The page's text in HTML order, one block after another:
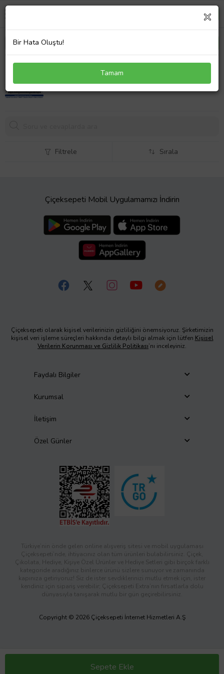
Hp MP-05586TQ-920 NSK-H5A01 Klavye Türkçe
767,09 TL
Sepete Ekle
Filtrele Sırala
Çiçeksepeti Mobil Uygulamamızı İndirin
Çiçeksepeti olarak kişisel verilerinizin gizliliğini önemsiyoruz. Şirketimizin
kişisel veri işleme süreçleri hakkında detaylı bilgi almak için lütfen Kişisel
Verilerin Korunması ve Gizlilik Politikası’nı inceleyiniz.
Faydalı Bilgiler
Kurumsal
İletişim
Özel Günler
Türkiye’nin önde gelen online alışveriş sitesi ve mobil uygulaması
Çiçeksepeti’nde, ihtiyacınız olan tüm ürünleri bulabilirsiniz. Çiçek,
Çikolata, Hediye, Kişiye Özel Ürünler ve Hediye Setleri gibi birçok farklı
kategoride aradığınız binlerce ürünü sizlere sunuyor ve zamanında
kapınıza getiriyoruz! Siz de ister sevdiklerinizi mutlu etmek için, ister
kendiniz için sipariş verebilir; Çiçeksepeti Extra’nın fırsatlarla dolu
dünyasıyla tanışarak mutlu bir gün geçirebilirsiniz.
Copyright © 2026 Çiçeksepeti İnternet Hizmetleri A.Ş
Bir Hata Oluştu!
Tamam